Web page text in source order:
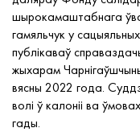
шырокамаштабнага
гамяльчук у
публікаваў
жыхарам
вясны 2022 года.
волі ў калоніі ва
гады.